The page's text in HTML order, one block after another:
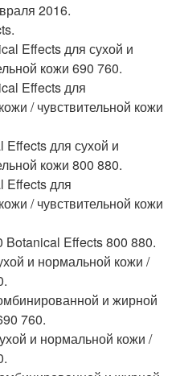
2016.
Effects для сухой и
кожи 690 760.
Effects для
/ чувствительной кожи
для сухой и
кожи 800 880.
для
/ чувствительной кожи
Effects 800 880.
и нормальной кожи /
и жирной
760.
и нормальной кожи /